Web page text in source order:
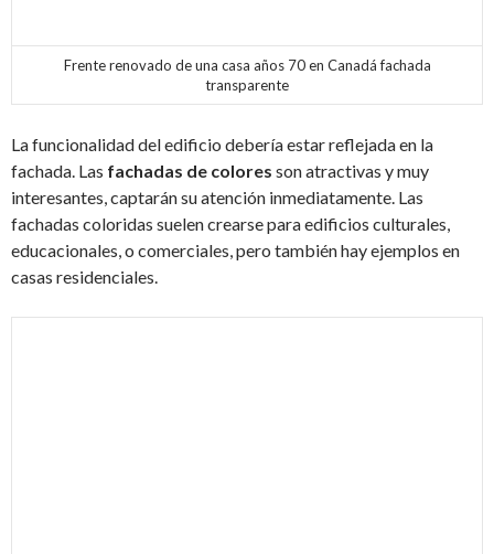
Frente renovado de una casa años 70 en Canadá fachada
transparente
La funcionalidad del edificio debería estar reflejada en la
fachada. Las fachadas de colores son atractivas y muy
interesantes, captarán su atención inmediatamente. Las
fachadas coloridas suelen crearse para edificios culturales,
educacionales, o comerciales, pero también hay ejemplos en
casas residenciales.